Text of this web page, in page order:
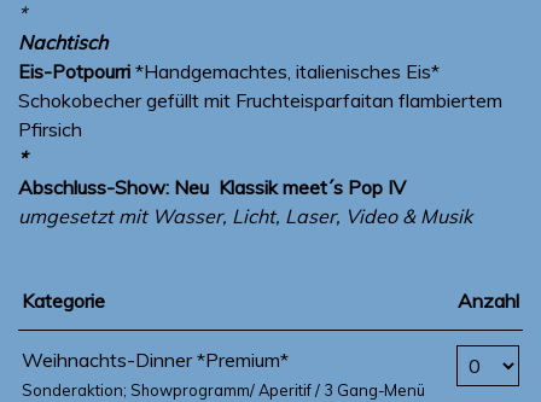
*
Nachtisch
Eis-Potpourri *Handgemachtes, italienisches Eis*
Schokobecher gefüllt mit Fruchteisparfaitan flambiertem
Pfirsich
*
Abschluss-Show: Neu Klassik meet´s Pop IV
umgesetzt mit Wasser, Licht, Laser, Video & Musik
Kategorie Anzahl
Weihnachts-Dinner *Premium*
Sonderaktion; Showprogramm/ Aperitif / 3 Gang-Menü
Anzahl